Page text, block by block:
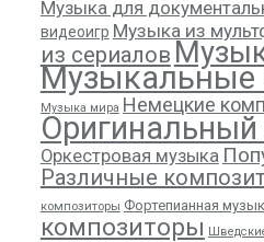
Музыка для
видеоигр Музыка из
из сериалов
Музыкальные
Музыка мира Немецкие
Оригинальный
Оркестровая музыка
Различные
композиторы Фортепианная
композиторы